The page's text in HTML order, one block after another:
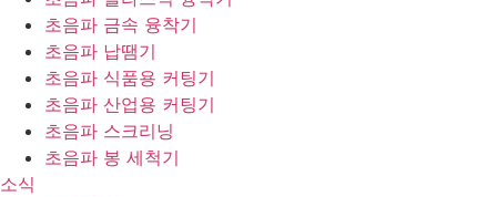
초음파 금속 융착기
초음파 납땜기
초음파 식품용 커팅기
초음파 산업용 커팅기
초음파 스크리닝
초음파 봉 세척기
소식